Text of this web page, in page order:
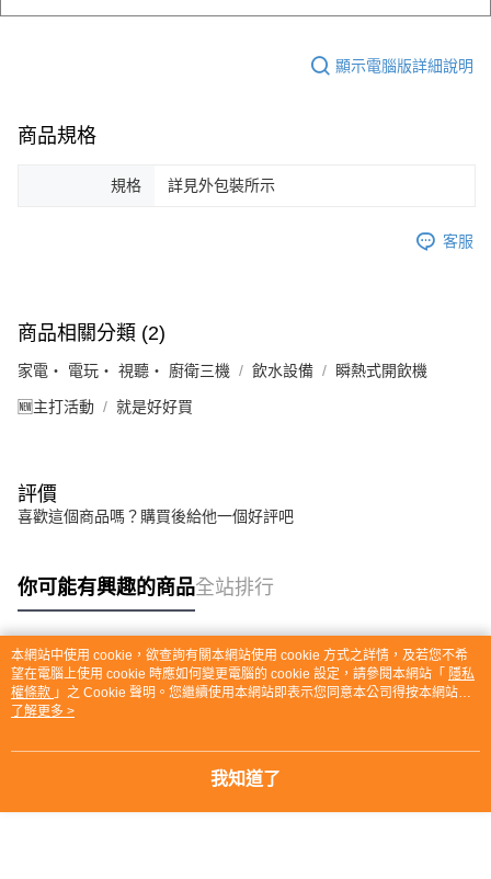
顯示電腦版詳細說明
商品規格
規格 詳見外包裝所示
客服
商品相關分類 (2)
家電・ 電玩・ 視聽・ 廚衛三機 飲水設備 瞬熱式開飲機
🆕主打活動 就是好好買
評價
喜歡這個商品嗎？購買後給他一個好評吧
你可能有興趣的商品全站排行
熱門標籤
本網站中使用 cookie，欲查詢有關本網站使用 cookie 方式之詳情，及若您不希
望在電腦上使用 cookie 時應如何變更電腦的 cookie 設定，請參閱本網站「 隱私
權條款 」之 Cookie 聲明。您繼續使用本網站即表示您同意本公司得按本網站使
用條款之 Cookie 聲明使用 cookie。
了解更多 >
我知道了